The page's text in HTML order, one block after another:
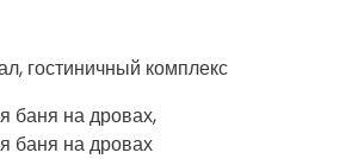
гостиничный комплекс
баня на дровах,
баня на дровах